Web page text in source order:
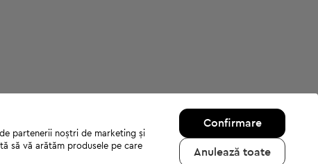
partenerii noștri de marketing și
să vă arătăm produsele pe care
Confirmare
Anulează toate